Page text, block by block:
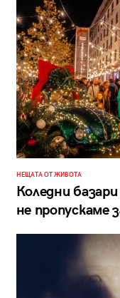
НЕЩАТА ОТ ЖИВОТА
Коледни
не пропускаме